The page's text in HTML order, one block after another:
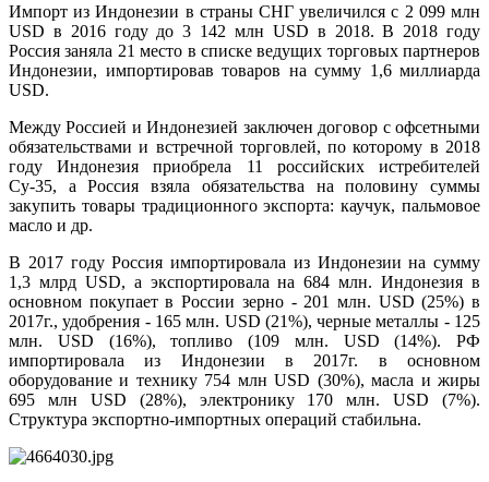
Импорт из Индонезии в страны СНГ увеличился с 2 099 млн
USD в 2016 году до 3 142 млн USD в 2018. В 2018 году
Россия заняла 21 место в списке ведущих торговых партнеров
Индонезии, импортировав товаров на сумму 1,6 миллиарда
USD.
Между Россией и Индонезией заключен договор с офсетными
обязательствами и встречной торговлей, по которому в 2018
году Индонезия приобрела 11 российских истребителей
Су-35, а Россия взяла обязательства на половину суммы
закупить товары традиционного экспорта: каучук, пальмовое
масло и др.
В 2017 году Россия импортировала из Индонезии на сумму
1,3 млрд USD, а экспортировала на 684 млн. Индонезия в
основном покупает в России зерно - 201 млн. USD (25%) в
2017г., удобрения - 165 млн. USD (21%), черные металлы - 125
млн. USD (16%), топливо (109 млн. USD (14%). РФ
импортировала из Индонезии в 2017г. в основном
оборудование и технику 754 млн USD (30%), масла и жиры
695 млн USD (28%), электронику 170 млн.USD (7%).
Структура экспортно-импортных операций стабильна.